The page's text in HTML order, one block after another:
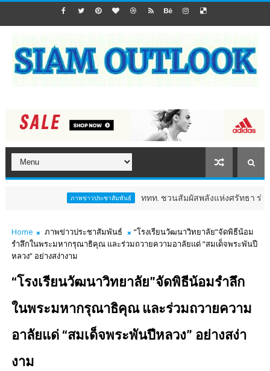
ภาพข่าวประชาสัมพันธ์ ททท. ชวนสัมผัสพลังแห่งศรัทธา ร่วมงาน "ห่มผ้า
Home ภาพข่าวประชาสัมพันธ์
“โรงเรียนวัฒนาวิทยาลัย”จัดพิธีน้อม
รำลึกในพระมหากรุณาธิคุณ และร่วมถวายความอาลัยแด่ “สมเด็จพระพันปี
หลวง” อย่างสง่างาม
“โรงเรียนวัฒนาวิทยาลัย”จัดพิธีน้อมรำลึก
ในพระมหากรุณาธิคุณ และร่วมถวายความ
อาลัยแด่ “สมเด็จพระพันปีหลวง” อย่างสง่า
งาม